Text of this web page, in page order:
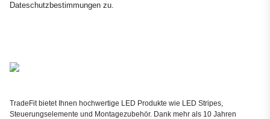
Dateschutzbestimmungen zu.
TradeFit bietet Ihnen hochwertige LED Produkte wie LED Stripes,
Steuerungselemente und Montagezubehör. Dank mehr als 10 Jahren